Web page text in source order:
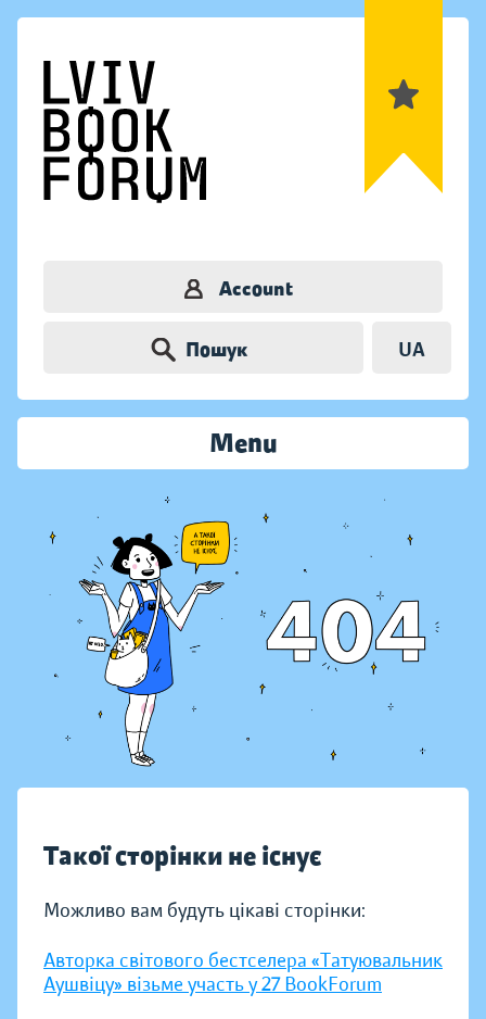
Account
Пошук UA
Menu
Такої сторінки не існує
Можливо вам будуть цікаві сторінки:
Авторка світового бестселера «Татуювальник
Аушвіцу» візьме участь у 27 BookForum